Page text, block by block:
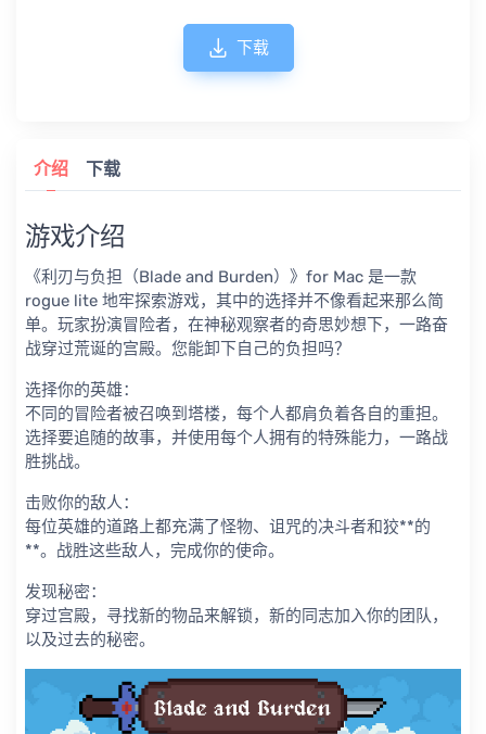
下载
介绍 下载
游戏介绍
《利刃与负担（Blade and Burden）》for Mac 是一款
rogue lite 地牢探索游戏，其中的选择并不像看起来那么简
单。玩家扮演冒险者，在神秘观察者的奇思妙想下，一路奋
战穿过荒诞的宫殿。您能卸下自己的负担吗？
选择你的英雄：
不同的冒险者被召唤到塔楼，每个人都肩负着各自的重担。
选择要追随的故事，并使用每个人拥有的特殊能力，一路战
胜挑战。
击败你的敌人：
每位英雄的道路上都充满了怪物、诅咒的决斗者和狡**的
**。战胜这些敌人，完成你的使命。
发现秘密：
穿过宫殿，寻找新的物品来解锁，新的同志加入你的团队，
以及过去的秘密。